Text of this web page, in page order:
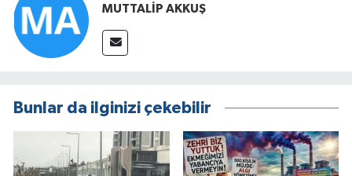
MUTTALİP AKKUŞ
Bunlar da ilginizi çekebilir